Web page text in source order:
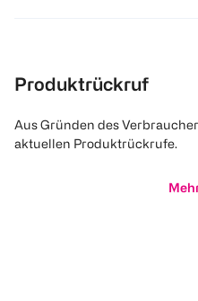
Produktrückruf
Aus Gründen des
aktuellen Produktrückrufe.